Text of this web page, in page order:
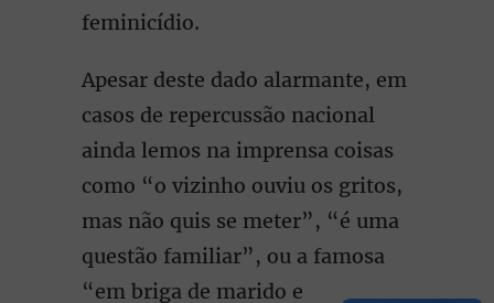
feminicídio.
Apesar deste dado alarmante, em
casos de repercussão nacional
ainda lemos na imprensa coisas
como “o vizinho ouviu os gritos,
mas não quis se meter”, “é uma
questão familiar”, ou a famosa
“em briga de marido e